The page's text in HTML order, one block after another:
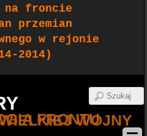
na froncie
przemian
w rejonie
2014)
WIELKIEJ WOJNY